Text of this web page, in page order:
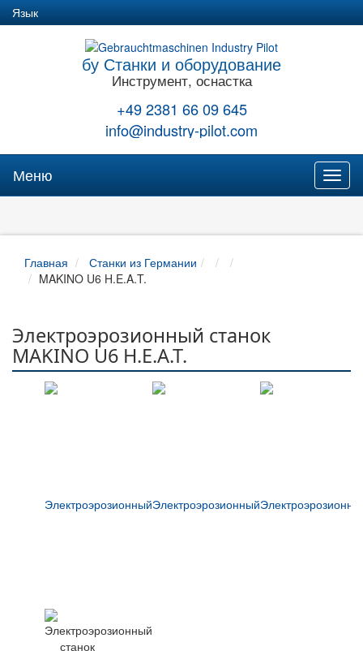
Язык
бу Станки и оборудование
Инструмент, оснастка
+49 2381 66 09 645
info@industry-pilot.com
Меню
Главная
Станки из Германии
MAKINO U6 H.E.A.T.
Электроэрозионный станок
MAKINO U6 H.E.A.T.